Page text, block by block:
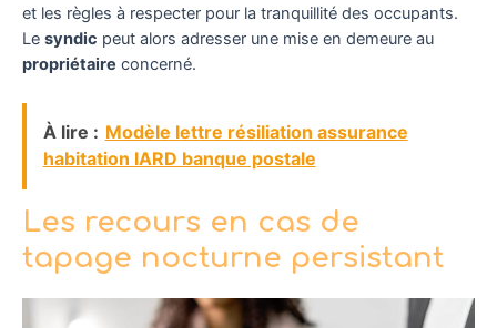
et les règles à respecter pour la tranquillité des occupants.
Le syndic peut alors adresser une mise en demeure au
propriétaire concerné.
À lire : Modèle lettre résiliation assurance
habitation IARD banque postale
Les recours en cas de
tapage nocturne persistant